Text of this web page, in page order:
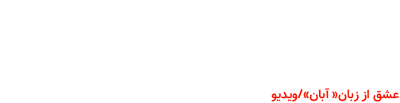
عشق از زبان« آبان»/ویدیو